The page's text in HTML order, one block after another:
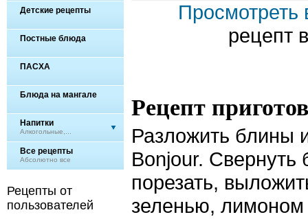
Детские рецепты
Постные блюда
ПАСХА
Блюда на мангале
Напитки
Алкогольные,...
Все рецепты
Абсолютно все
Рецепты от
пользователей
Просмотреть
рецепт
Рецепт
Разложить блины
Bonjour. Свернуть
порезать,
зеленью,